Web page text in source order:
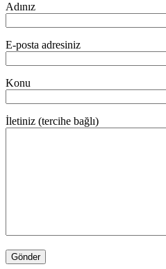
Adınız
E-posta adresiniz
Konu
İletiniz (tercihe bağlı)